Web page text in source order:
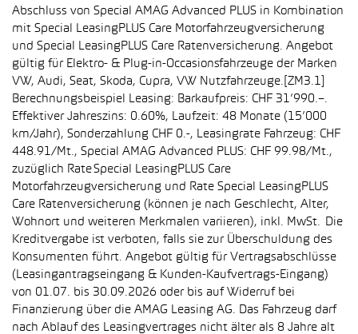
Abschluss von Special AMAG Advanced PLUS in Kombination
mit Special LeasingPLUS Care Motorfahrzeugversicherung
und Special LeasingPLUS Care Ratenversicherung. Angebot
gültig für Elektro- & Plug-in-Occasionsfahrzeuge der Marken
VW, Audi, Seat, Skoda, Cupra, VW Nutzfahrzeuge.[ZM3.1]
Berechnungsbeispiel Leasing: Barkaufpreis: CHF 31’990.–.
Effektiver Jahreszins: 0.60%, Laufzeit: 48 Monate (15’000
km/Jahr), Sonderzahlung CHF 0.-, Leasingrate Fahrzeug: CHF
448.91/Mt., Special AMAG Advanced PLUS: CHF 99.98/Mt.,
zuzüglich Rate Special LeasingPLUS Care
Motorfahrzeugversicherung und Rate Special LeasingPLUS
Care Ratenversicherung (können je nach Geschlecht, Alter,
Wohnort und weiteren Merkmalen variieren), inkl. MwSt. Die
Kreditvergabe ist verboten, falls sie zur Überschuldung des
Konsumenten führt. Angebot gültig für Vertragsabschlüsse
(Leasingantragseingang & Kunden-Kaufvertrags-Eingang)
von 01.07. bis 30.09.2026 oder bis auf Widerruf bei
Finanzierung über die AMAG Leasing AG. Das Fahrzeug darf
nach Ablauf des Leasingvertrages nicht älter als 8 Jahre alt